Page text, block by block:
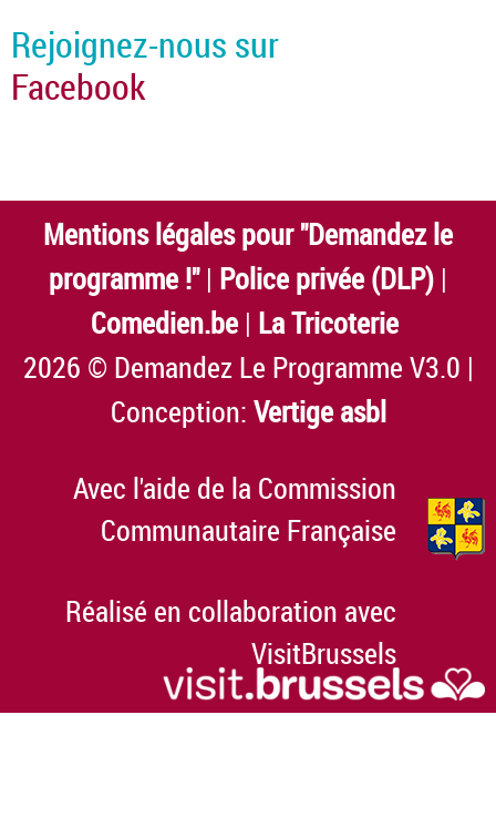
Rejoignez-nous sur
Facebook
Mentions légales pour "Demandez le
programme !"| Police privée (DLP) |
Comedien.be | La Tricoterie
2026 © Demandez Le Programme V3.0 |
Conception: Vertige asbl
Avec l'aide de la Commission
Communautaire Française
Réalisé en collaboration avec
VisitBrussels